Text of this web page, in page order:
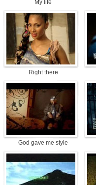
My life
Right there
God gave me style